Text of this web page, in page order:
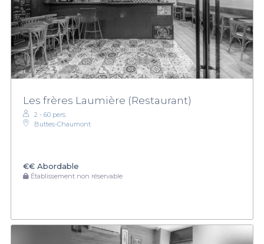
Les frères Laumière (Restaurant)
2 - 60 pers.
Buttes-Chaumont
€€ Abordable
Établissement non réservable